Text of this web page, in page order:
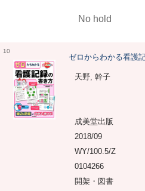
No hold
10
ゼロからわかる看護
天野, 幹子
成美堂出版
2018/09
WY/100.5/Z
0104266
開架・図書